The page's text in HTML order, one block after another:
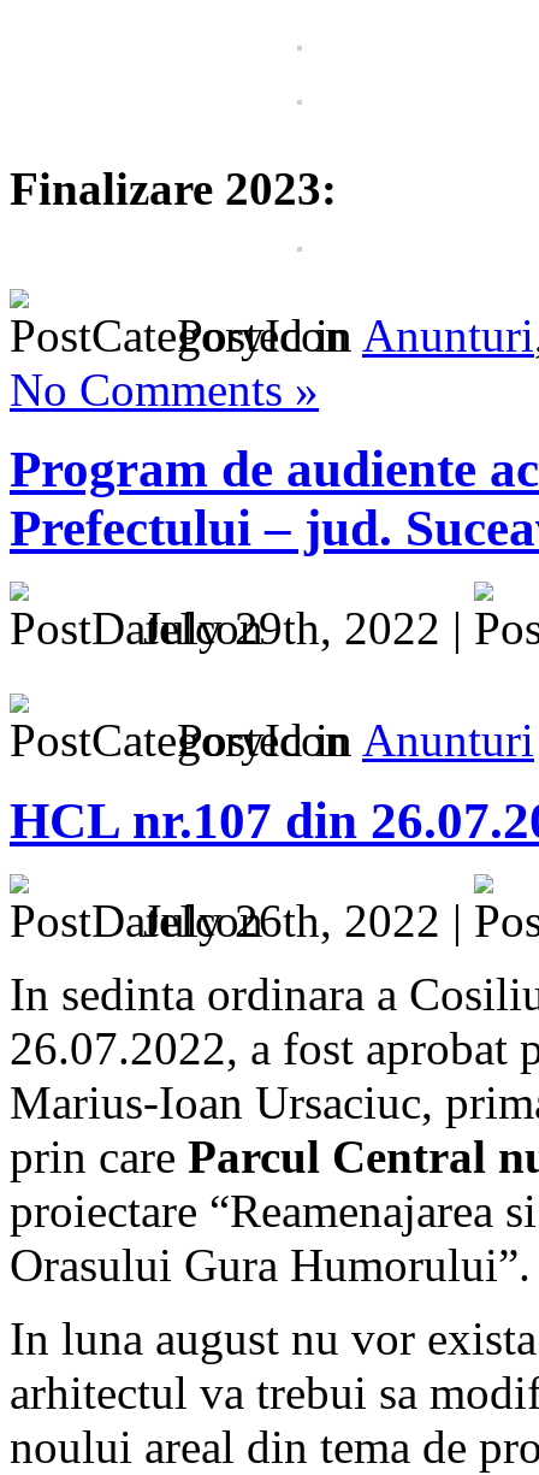
Finalizare 2023:
Posted in Anunturi
No Comments »
Program de audiente
Prefectului – jud.
July 29th, 2022 |
Posted in Anunturi
HCL nr.107 din
July 26th, 2022 |
In sedinta ordinara a
26.07.2022, a fost aprobat
Marius-Ioan Ursaciuc,
prin care Parcul Central
proiectare “Reamenajarea
Orasului Gura Humorului”.
In luna august nu vor
arhitectul va trebui sa
noului areal din tema de